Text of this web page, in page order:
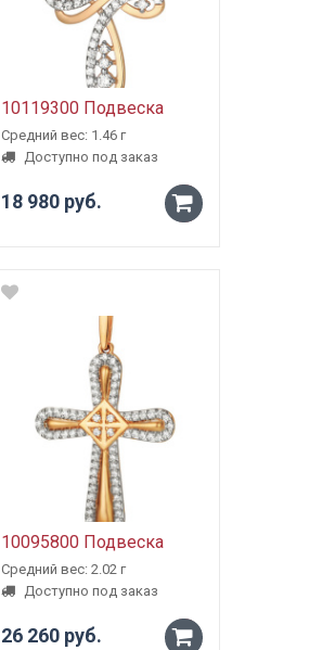
10119300 Подвеска
Средний вес: 1.46 г
Доступно под заказ
18 980 руб. -
10095800 Подвеска
Средний вес: 2.02 г
Доступно под заказ
26 260 руб. -